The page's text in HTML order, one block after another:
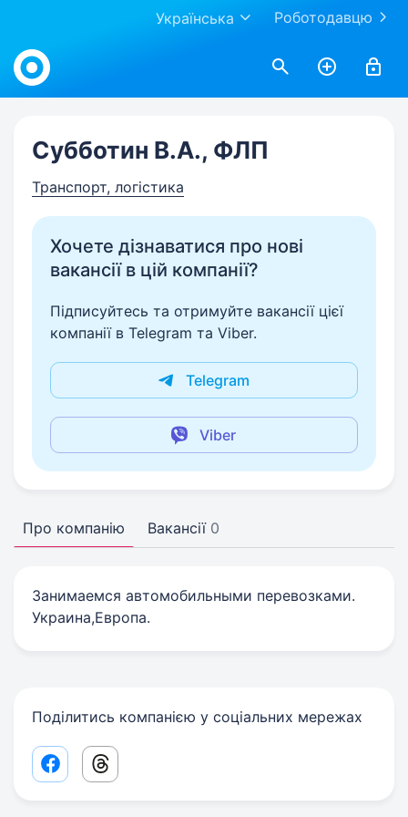
Роботодавцю
Українська
Work.ua
Субботин В.А., ФЛП
Транспорт, логістика
Хочете дізнаватися про нові
вакансії в цій компанії?
Підписуйтесь та отримуйте вакансії цієї
компанії в Telegram та Viber.
Telegram
Viber
Про компанію Вакансії 0
Занимаемся автомобильными перевозками.
Украина,Европа.
Поділитись компанією у соціальних мережах
Facebook share link
Threads share link